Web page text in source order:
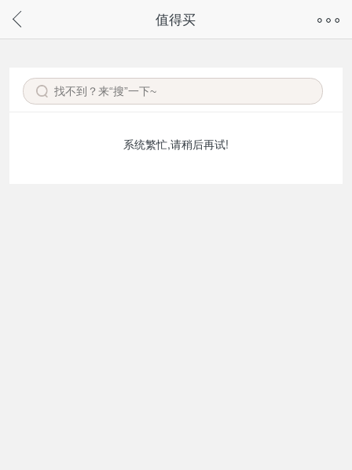
请通过微信或支付宝搜“奇兔客小程序”访问
值得买
系统繁忙,请稍后再试!